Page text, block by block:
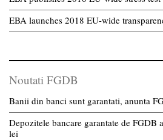
EBA launches 2018 EU-wide
Noutati FGDB
Banii din banci sunt garantati, anunta
Depozitele bancare garantate de FGDB
lei